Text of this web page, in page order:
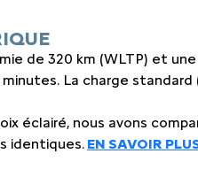
de 320 km (WLTP) et
La charge standard
éclairé, nous avons
identiques. EN SAVOIR